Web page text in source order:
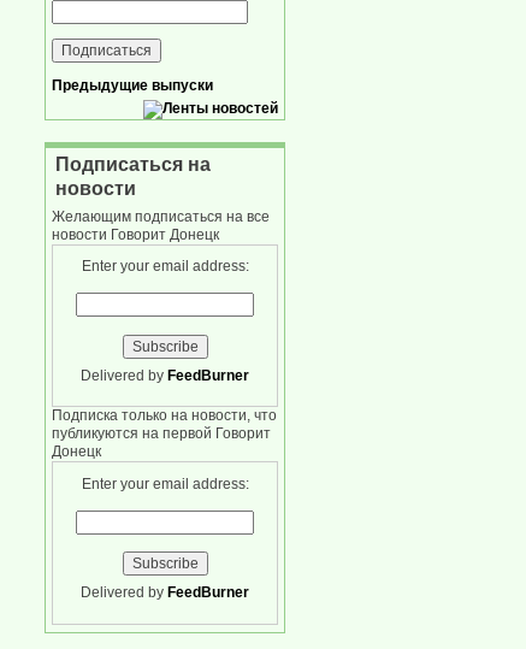
Предыдущие выпуски
Подписаться на
новости
Желающим подписаться на все
новости Говорит Донецк
Enter your email address:
Delivered by FeedBurner
Подписка только на новости, что
публикуются на первой Говорит
Донецк
Enter your email address:
Delivered by FeedBurner